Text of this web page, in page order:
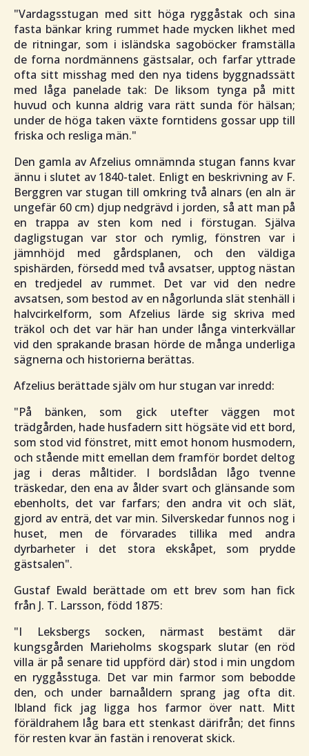
"Vardagsstugan med sitt höga ryggåstak och sina
fasta bänkar kring rummet hade mycken likhet med
de ritningar, som i isländska sagoböcker framställa
de forna nordmännens gästsalar, och farfar yttrade
ofta sitt misshag med den nya tidens byggnadssätt
med låga panelade tak: De liksom tynga på mitt
huvud och kunna aldrig vara rätt sunda för hälsan;
under de höga taken växte forntidens gossar upp till
friska och resliga män."
Den gamla av Afzelius omnämnda stugan fanns kvar
ännu i slutet av 1840-talet. Enligt en beskrivning av F.
Berggren var stugan till omkring två alnars (en aln är
ungefär 60 cm) djup nedgrävd i jorden, så att man på
en trappa av sten kom ned i förstugan. Själva
dagligstugan var stor och rymlig, fönstren var i
jämnhöjd med gårdsplanen, och den väldiga
spishärden, försedd med två avsatser, upptog nästan
en tredjedel av rummet. Det var vid den nedre
avsatsen, som bestod av en någorlunda slät stenhäll i
halvcirkelform, som Afzelius lärde sig skriva med
träkol och det var här han under långa vinterkvällar
vid den sprakande brasan hörde de många underliga
sägnerna och historierna berättas.
Afzelius berättade själv om hur stugan var inredd:
"På bänken, som gick utefter väggen mot
trädgården, hade husfadern sitt högsäte vid ett bord,
som stod vid fönstret, mitt emot honom husmodern,
och stående mitt emellan dem framför bordet deltog
jag i deras måltider. I bordslådan lågo tvenne
träskedar, den ena av ålder svart och glänsande som
ebenholts, det var farfars; den andra vit och slät,
gjord av enträ, det var min. Silverskedar funnos nog i
huset, men de förvarades tillika med andra
dyrbarheter i det stora ekskåpet, som prydde
gästsalen".
Gustaf Ewald berättade om ett brev som han fick
från J. T. Larsson, född 1875:
"I Leksbergs socken, närmast bestämt där
kungsgården Marieholms skogspark slutar (en röd
villa är på senare tid uppförd där) stod i min ungdom
en ryggåsstuga. Det var min farmor som bebodde
den, och under barnaåldern sprang jag ofta dit.
Ibland fick jag ligga hos farmor över natt. Mitt
föräldrahem låg bara ett stenkast därifrån; det finns
för resten kvar än fastän i renoverat skick.